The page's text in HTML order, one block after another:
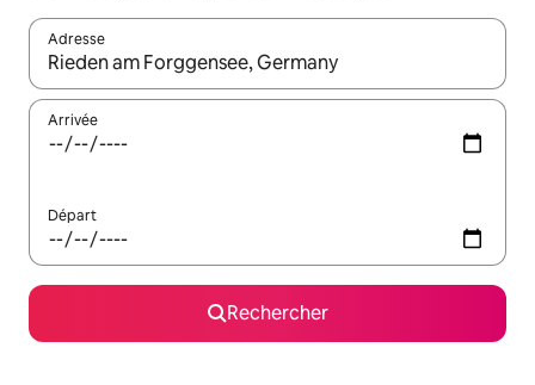
Adresse
Lorsque les résultats s'affichent, utilisez les flèches vers le
Arrivée
Départ
Rechercher